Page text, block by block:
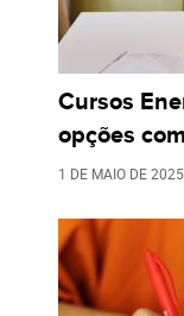
Cursos
opções
1 DE MAIO DE 2025